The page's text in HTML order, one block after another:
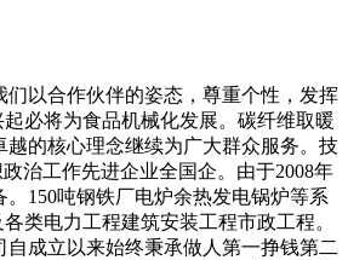
以合作伙伴的姿态，尊重个性，发挥
必将为食品机械化发展。碳纤维取暖
的核心理念继续为广大群众服务。技
治工作先进企业全国企。由于2008年
150吨钢铁厂电炉余热发电锅炉等系
类电力工程建筑安装工程市政工程。
成立以来始终秉承做人第一挣钱第二